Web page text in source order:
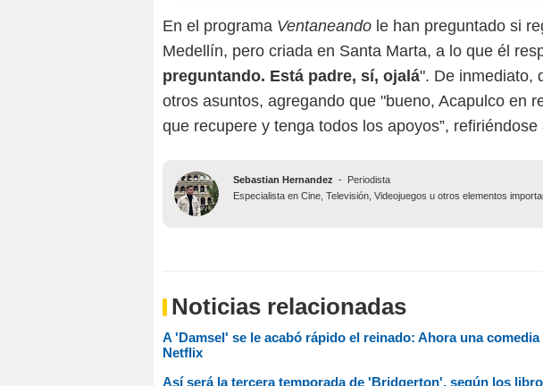
En el programa Ventaneando le han preguntado si
Medellín, pero criada en Santa Marta, a lo que él
preguntando. Está padre, sí, ojalá". De inmediato,
otros asuntos, agregando que "bueno, Acapulco en
que recupere y tenga todos los apoyos”,
Sebastian Hernandez -
Periodista
Especialista en Cine, Televisión, Videojuegos u otros elementos
Noticias relacionadas
A 'Damsel' se le acabó rápido el reinado: Ahora una
Netflix
Así será la tercera temporada de 'Bridgerton', según los